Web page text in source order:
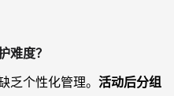
难度？
乏个性化管理。 活动后分组